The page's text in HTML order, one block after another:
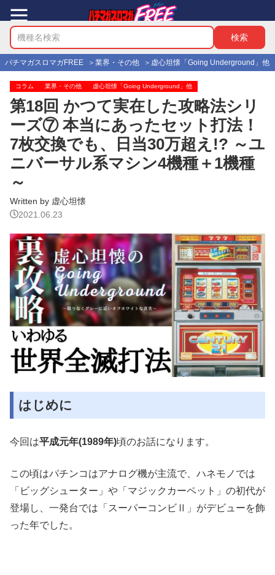
パチマガスロマガFREE 業界・その他 虚心坦懐「Going Underground」他
コラム 業界・その他 虚心坦懐「Going Underground」他
第18回 かつて実在した攻略法シリ
ーズ⑦ 本当にあったセット打法！
7枚交換でも、日当30万超え!? ～ユ
ニバーサル系マシン4機種＋1機種
～
Written by 虚心坦懐
2021.06.23
はじめに
今回は平成元年(1989年)頃のお話になります。
この頃はパチンコはアナログ機が主流で、ハネモノでは
「ビッグシューター」や「マジックカーペット」の初代が
登場し、一発台では「スーパーコンビⅡ」がデビューを飾
った年でした。